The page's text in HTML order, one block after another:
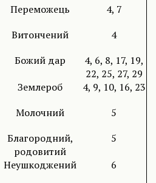
Переможець
4, 7
Витончений
4
Божий дар
4, 6, 8, 17, 19,
22, 25, 27, 29
Землероб
4, 9, 10, 16, 23
Молочний
5
Благородний,
родовитий
5
Неушкоджений
6